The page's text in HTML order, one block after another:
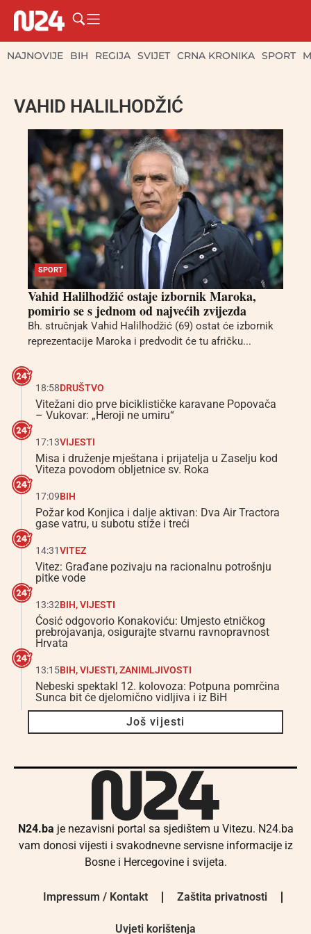
NAJNOVIJE BIH REGIJA SVIJET CRNA KRONIKA SPORT
VAHID HALILHODŽIĆ
SPORT
Vahid Halilhodžić ostaje izbornik Maroka,
pomirio se s jednom od najvećih zvijezda
Bh. stručnjak Vahid Halilhodžić (69) ostat će izbornik
reprezentacije Maroka i predvodit će tu afričku...
18:58DRUŠTVO
Vitežani dio prve biciklističke karavane Popovača
– Vukovar: „Heroji ne umiru“
17:13VIJESTI
Misa i druženje mještana i prijatelja u Zaselju kod
Viteza povodom obljetnice sv. Roka
17:09BIH
Požar kod Konjica i dalje aktivan: Dva Air Tractora
gase vatru, u subotu stiže i treći
14:31VITEZ
Vitez: Građane pozivaju na racionalnu potrošnju
pitke vode
13:32BIH,VIJESTI
Ćosić odgovorio Konakoviću: Umjesto etničkog
prebrojavanja, osigurajte stvarnu ravnopravnost
Hrvata
13:15BIH,VIJESTI,ZANIMLJIVOSTI
Nebeski spektakl 12. kolovoza: Potpuna pomrčina
Sunca bit će djelomično vidljiva i iz BiH
Još vijesti
N24.ba je nezavisni portal sa sjedištem u Vitezu. N24.ba
vam donosi vijesti i svakodnevne servisne informacije iz
Bosne i Hercegovine i svijeta.
Impressum / Kontakt Zaštita privatnosti
Uvjeti korištenja